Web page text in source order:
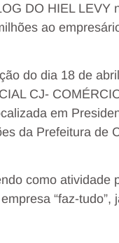
DO HIEL
ao
do dia 18 de
CJ-
em
da Prefeitura de
como
“faz-